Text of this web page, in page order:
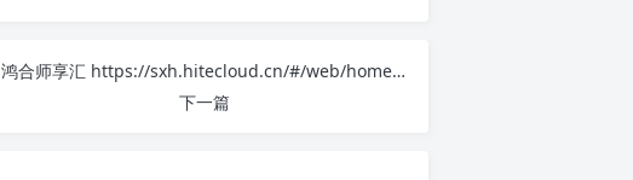
鸿合师享汇 https://sxh.hitecloud.cn/#/web/home 刷课也能轻松过！简单技巧大公开
下一篇